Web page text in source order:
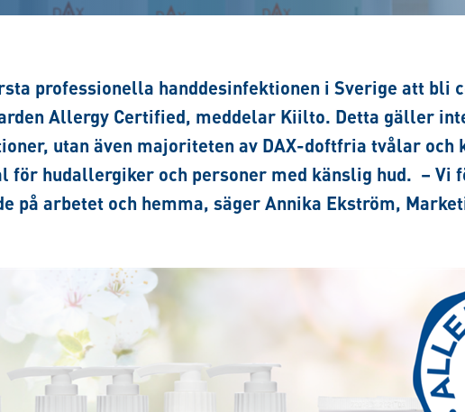
professionella handdesinfektionen i Sverige att bli
Allergy Certified, meddelar Kiilto. Detta gäller
utan även majoriteten av DAX-doftfria tvålar och
för hudallergiker och personer med känslig hud. – Vi
på arbetet och hemma, säger Annika Ekström,